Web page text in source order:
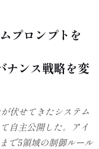
プロンプトを
ナンス戦略を変
伏せてきたシステム
自主公開した。アイ
で5領域の制御ルール